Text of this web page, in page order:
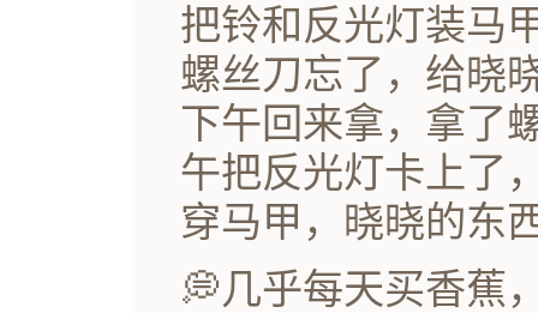
把铃和反光灯装马
螺丝刀忘了，给晓
下午回来拿，拿了
午把反光灯卡上了
穿马甲，晓晓的东
💭几乎每天买香蕉